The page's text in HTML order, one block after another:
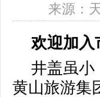
来源：
欢迎加入
井盖虽小
黄山旅游集